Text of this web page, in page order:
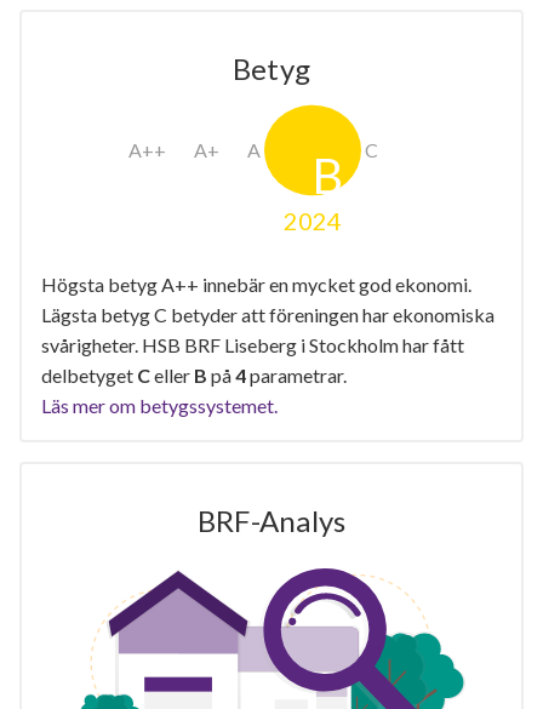
Betyg
2024
Högsta betyg A++ innebär en mycket god ekonomi.
Lägsta betyg C betyder att föreningen har ekonomiska
svårigheter. HSB BRF Liseberg i Stockholm har fått
delbetyget Celler B på4parametrar.
Läs mer om betygssystemet.
BRF-Analys